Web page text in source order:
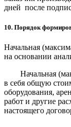
дней после
10. Порядок
Начальная
на основании
Начальная
в себя общую
оборудования,
работ и другие
настоящего